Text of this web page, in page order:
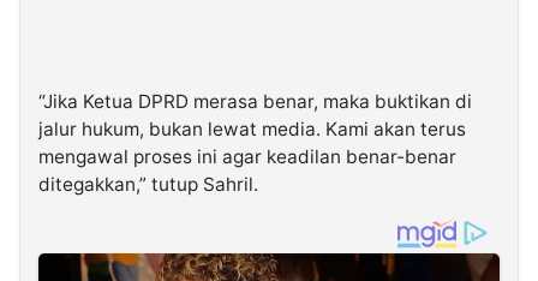
“Jika Ketua DPRD merasa benar, maka buktikan di
jalur hukum, bukan lewat media. Kami akan terus
mengawal proses ini agar keadilan benar-benar
ditegakkan,” tutup Sahril.